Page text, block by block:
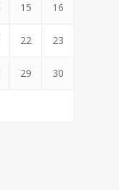
15 16
22 23
29 30